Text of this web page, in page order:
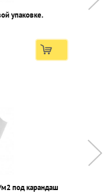
упаковке.
под карандаш